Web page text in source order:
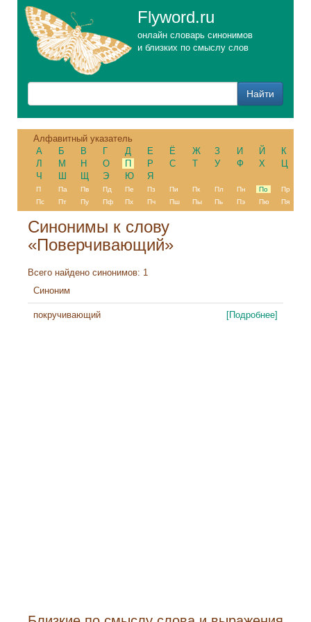
Flyword.ru
онлайн словарь синонимов
и близких по смыслу слов
Алфавитный указатель
А
Б В Г Д Е Ё Ж З И Й
К
Л
М Н О П Р С Т У Ф Х
Ц
Ч
Ш Щ Э Ю Я
П Па Пв Пд Пе Пз Пи Пк Пл Пн По
Пр
Пс
Пт Пу Пф Пх Пч Пш Пы Пь Пэ Пю Пя
Синонимы к слову
«Поверчивающий»
Всего найдено синонимов: 1
Синоним
покручивающий [Подробнее]